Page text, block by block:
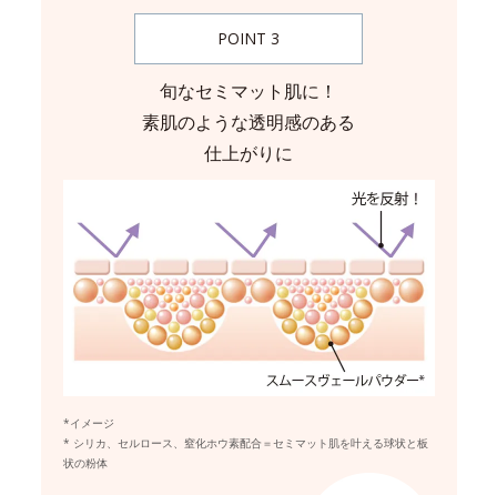
POINT 3
旬なセミマット肌に！
素肌のような透明感のある
仕上がりに
*イメージ
* シリカ、セルロース、窒化ホウ素配合＝セミマット肌を叶える球状と板
状の粉体